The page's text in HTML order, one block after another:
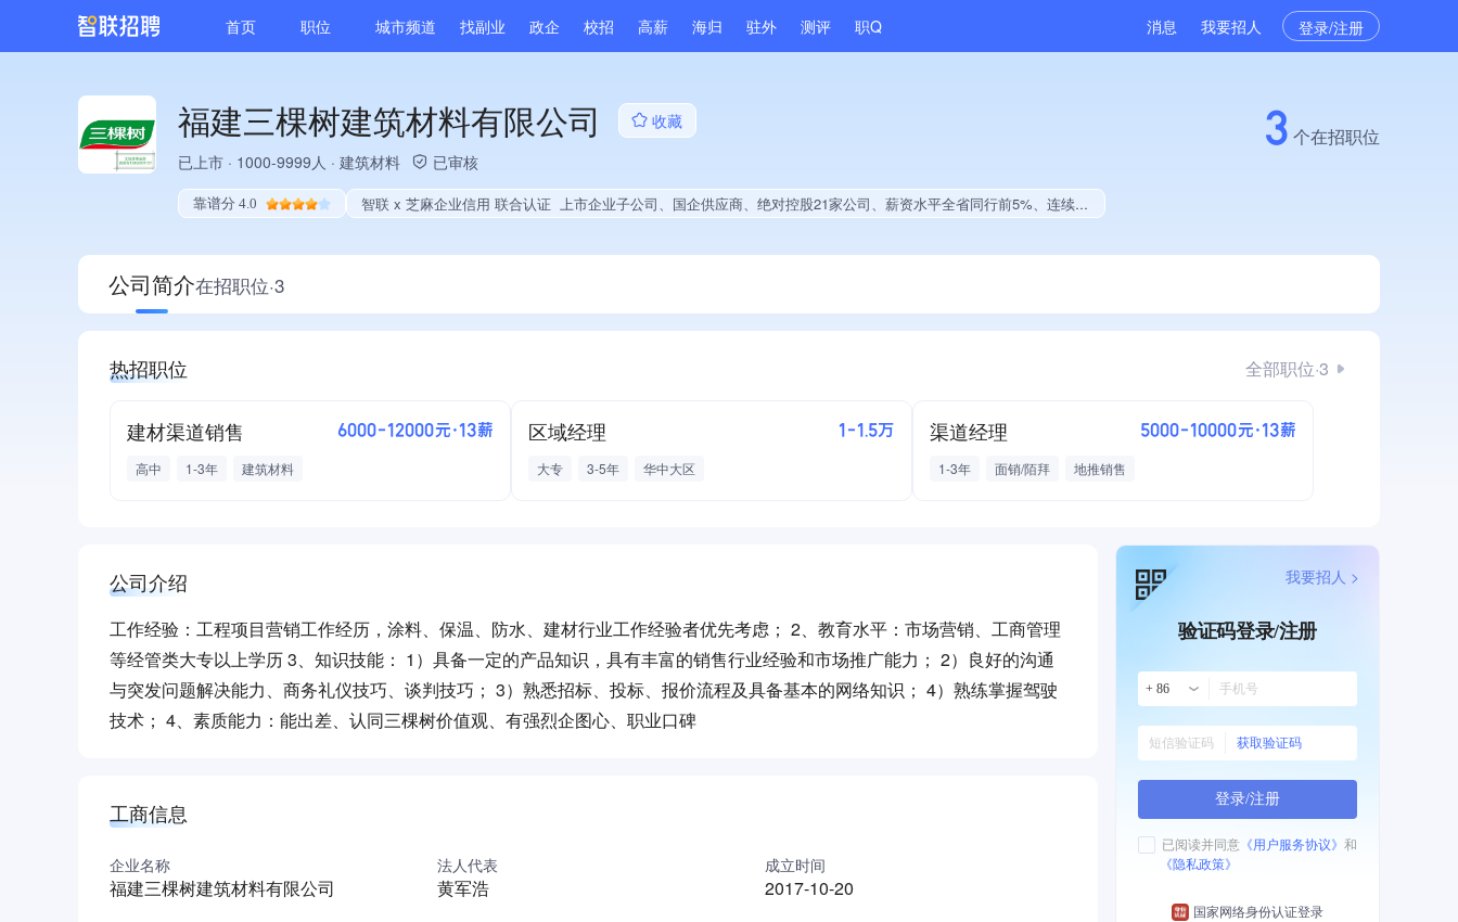
首页 职位 城市频道 找副业 政企 校招 高薪 海归 驻外 测评 职Q 消息 我要招人 登录/注册
福建三棵树建筑材料有限公司
收藏
已上市 · 1000-9999人 · 建筑材料 已审核
靠谱分 4.0 智联 x 芝麻企业信用 联合认证 上市企业子公司、国企供应商、绝对控股21家公司、薪资水平全省同行前5%、连续4年A级纳税人、多产业布局、集团成员、全国多家直营店、大学生就业贡献、2025年公开项目中标
3 个在招职位
公司简介在招职位·3
热招职位 全部职位·3
建材渠道销售 6000-12000元·13薪
高中 1-3年 建筑材料
区域经理 1-1.5万
大专 3-5年 华中大区
渠道经理 5000-10000元·13薪
1-3年 面销/陌拜 地推销售
公司介绍
工作经验：工程项目营销工作经历，涂料、保温、防水、建材行业工作经验者优先考虑； 2、教育水平：市场营销、工商管理
等经管类大专以上学历 3、知识技能： 1）具备一定的产品知识，具有丰富的销售行业经验和市场推广能力； 2）良好的沟通
与突发问题解决能力、商务礼仪技巧、谈判技巧； 3）熟悉招标、投标、报价流程及具备基本的网络知识； 4）熟练掌握驾驶
技术； 4、素质能力：能出差、认同三棵树价值观、有强烈企图心、职业口碑
工商信息
企业名称
福建三棵树建筑材料有限公司
法人代表
黄军浩
成立时间
2017-10-20
验证码登录/注册
+ 86
获取验证码
登录/注册
已阅读并同意 《用户服务协议》 和
《隐私政策》
国家网络身份认证登录
我要招人 >